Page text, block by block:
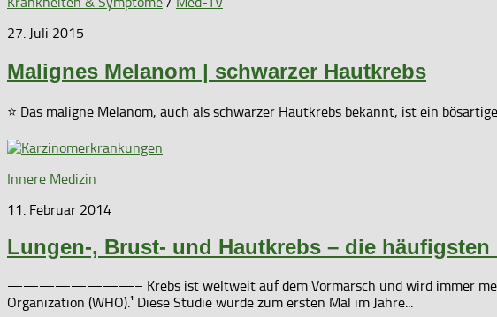
27. Juli 2015
Malignes Melanom | schwarzer Hautkrebs
⭐ Das maligne Melanom, auch als schwarzer Hautkrebs bekannt, ist ein
Innere Medizin
11. Februar 2014
Lungen-, Brust- und Hautkrebs – die
————————– Krebs ist weltweit auf dem Vormarsch und wird immer mehr
Organization (WHO).¹ Diese Studie wurde zum ersten Mal im Jahre...